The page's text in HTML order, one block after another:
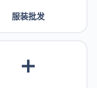
服装批发
➕